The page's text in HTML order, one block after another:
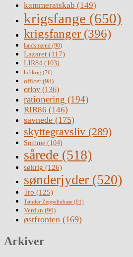
kammeratskab (149)
krigsfange (650)
krigsfanger (396)
landsmænd (90)
Lazaret (117)
LIR84 (103)
luftkrig (76)
officer(98)
orlov (136)
rationering (194)
RIR86 (146)
savnede (175)
skyttegravsliv (289)
Somme (104)
sårede (518)
søkrig (126)
sønderjyder (520)
Tro (125)
Tønder Zeppelinbase (81)
Verdun (96)
østfronten (169)
Arkiver